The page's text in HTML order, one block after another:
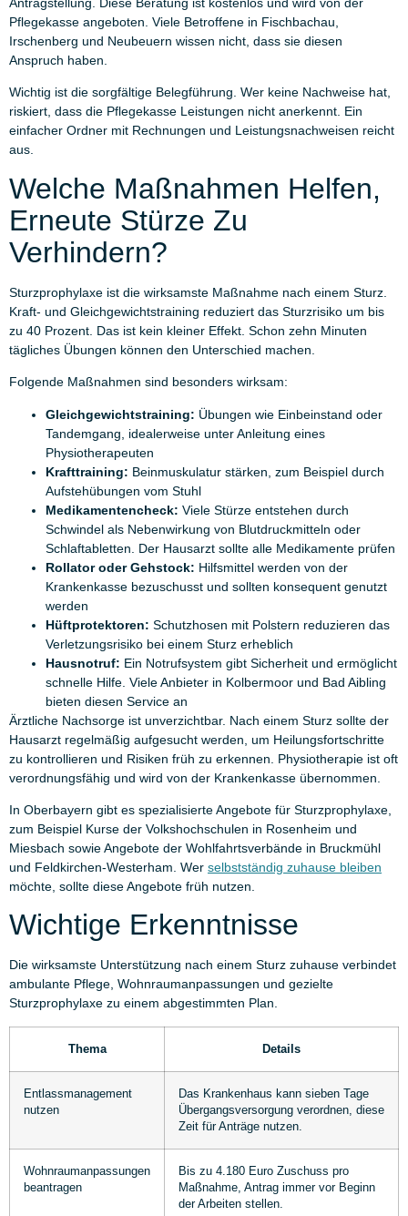
Pflegekasse angeboten. Viele Betroffene in Fischbachau,
Irschenberg und Neubeuern wissen nicht, dass sie diesen
Anspruch haben.
Wichtig ist die sorgfältige Belegführung. Wer keine Nachweise hat,
riskiert, dass die Pflegekasse Leistungen nicht anerkennt. Ein
einfacher Ordner mit Rechnungen und Leistungsnachweisen reicht
aus.
Welche Maßnahmen Helfen,
Erneute Stürze Zu
Verhindern?
Sturzprophylaxe ist die wirksamste Maßnahme nach einem Sturz.
Kraft- und Gleichgewichtstraining reduziert das Sturzrisiko um bis
zu 40 Prozent. Das ist kein kleiner Effekt. Schon zehn Minuten
tägliches Übungen können den Unterschied machen.
Folgende Maßnahmen sind besonders wirksam:
Gleichgewichtstraining: Übungen wie Einbeinstand oder
Tandemgang, idealerweise unter Anleitung eines
Physiotherapeuten
Krafttraining: Beinmuskulatur stärken, zum Beispiel durch
Aufstehübungen vom Stuhl
Medikamentencheck: Viele Stürze entstehen durch
Schwindel als Nebenwirkung von Blutdruckmitteln oder
Schlaftabletten. Der Hausarzt sollte alle Medikamente prüfen
Rollator oder Gehstock: Hilfsmittel werden von der
Krankenkasse bezuschusst und sollten konsequent genutzt
werden
Hüftprotektoren: Schutzhosen mit Polstern reduzieren das
Verletzungsrisiko bei einem Sturz erheblich
Hausnotruf: Ein Notrufsystem gibt Sicherheit und ermöglicht
schnelle Hilfe. Viele Anbieter in Kolbermoor und Bad Aibling
bieten diesen Service an
Ärztliche Nachsorge ist unverzichtbar. Nach einem Sturz sollte der
Hausarzt regelmäßig aufgesucht werden, um Heilungsfortschritte
zu kontrollieren und Risiken früh zu erkennen. Physiotherapie ist oft
verordnungsfähig und wird von der Krankenkasse übernommen.
In Oberbayern gibt es spezialisierte Angebote für Sturzprophylaxe,
zum Beispiel Kurse der Volkshochschulen in Rosenheim und
Miesbach sowie Angebote der Wohlfahrtsverbände in Bruckmühl
und Feldkirchen-Westerham. Wer selbstständig zuhause bleiben
möchte, sollte diese Angebote früh nutzen.
Wichtige Erkenntnisse
Die wirksamste Unterstützung nach einem Sturz zuhause verbindet
ambulante Pflege, Wohnraumanpassungen und gezielte
Sturzprophylaxe zu einem abgestimmten Plan.
Thema Details
Entlassmanagement
nutzen
Das Krankenhaus kann sieben Tage
Übergangsversorgung verordnen, diese
Zeit für Anträge nutzen.
Wohnraumanpassungen
beantragen
Bis zu 4.180 Euro Zuschuss pro
Maßnahme, Antrag immer vor Beginn
der Arbeiten stellen.